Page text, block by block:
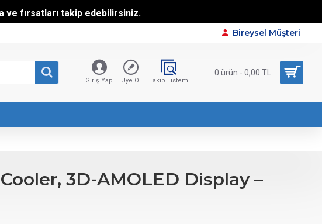
ve fırsatları takip edebilirsiniz.
Bireysel Müşteri
Giriş Yap Üye Ol Takip Listem
0 ürün - 0,00 TL
3D-AMOLED Display –